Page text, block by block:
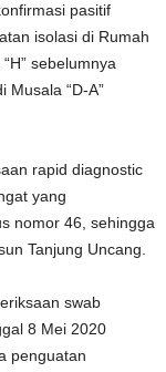
pasitif
isolasi di Rumah
sebelumnya
Musala “D-A”
rapid diagnostic
yang
nomor 46, sehingga
Tanjung Uncang.
swab
8 Mei 2020
penguatan